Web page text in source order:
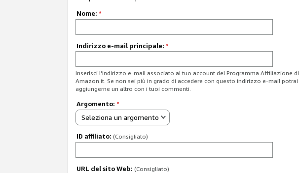
Nome: *
Indirizzo e-mail principale: *
Inserisci l'indirizzo e-mail associato al tuo account del Programma Affiliazione di
Amazon.it. Se non sei più in grado di accedere con questo indirizzo e-mail potrai
aggiungerne un altro con i tuoi commenti.
Argomento: *
Seleziona un argomento
ID affiliato: (Consigliato)
URL del sito Web: (Consigliato)